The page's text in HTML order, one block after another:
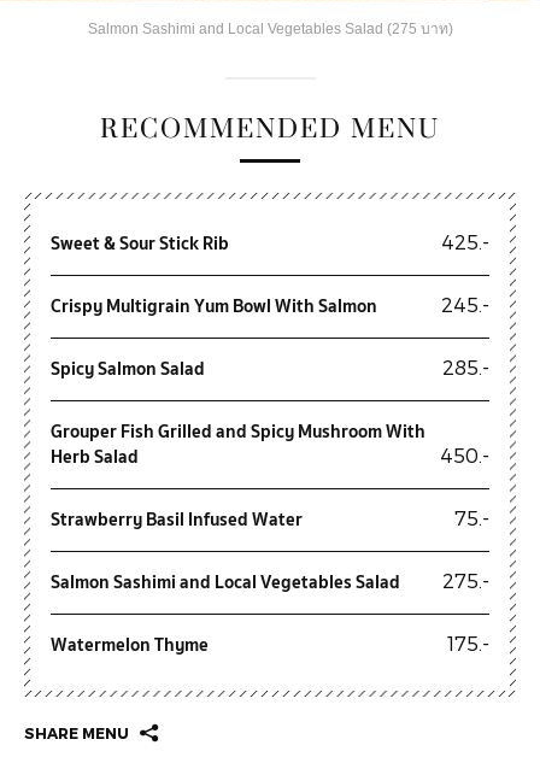
Salmon Sashimi and Local Vegetables Salad (275 บาท)
RECOMMENDED MENU
Sweet & Sour Stick Rib 425.-
Crispy Multigrain Yum Bowl With Salmon 245.-
Spicy Salmon Salad 285.-
Grouper Fish Grilled and Spicy Mushroom With
Herb Salad
450.-
Strawberry Basil Infused Water 75.-
Salmon Sashimi and Local Vegetables Salad 275.-
Watermelon Thyme 175.-
SHARE MENU